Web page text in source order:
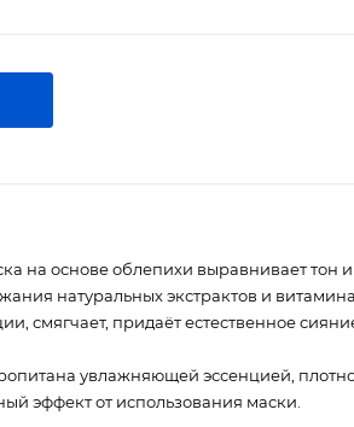
на основе облепихи выравнивает тон и
натуральных экстрактов и
смягчает, придаёт естественное
увлажняющей эссенцией,
эффект от использования маски.